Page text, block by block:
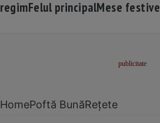
regimFelul principalMese festive
HomePoftă BunăRețete